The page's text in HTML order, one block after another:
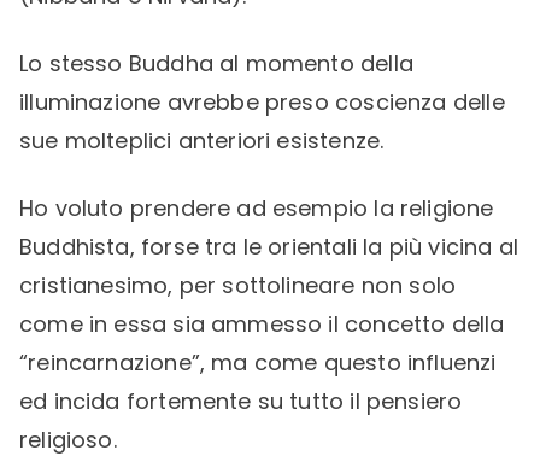
Lo stesso Buddha al momento della
illuminazione avrebbe preso coscienza delle
sue molteplici anteriori esistenze.
Ho voluto prendere ad esempio la religione
Buddhista, forse tra le orientali la più vicina al
cristianesimo, per sottolineare non solo
come in essa sia ammesso il concetto della
“reincarnazione”, ma come questo influenzi
ed incida fortemente su tutto il pensiero
religioso.